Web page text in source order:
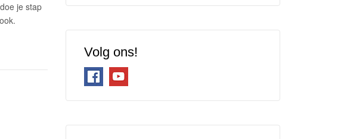
je stap
Volg ons!